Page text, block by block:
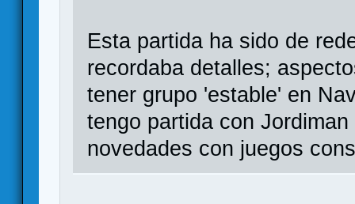
Esta partida ha sido de
recordaba detalles;
tener grupo 'estable' en
tengo partida con
novedades con juegos